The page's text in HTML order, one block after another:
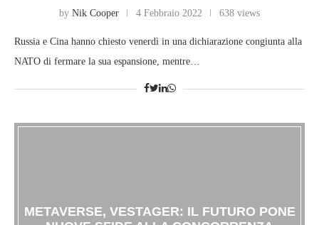
by Nik Cooper 4 Febbraio 2022 638 views
Russia e Cina hanno chiesto venerdì in una dichiarazione congiunta alla
NATO di fermare la sua espansione, mentre…
METAVERSE, VESTAGER: IL FUTURO PONE